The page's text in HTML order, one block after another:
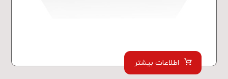
اطلاعات بیشتر